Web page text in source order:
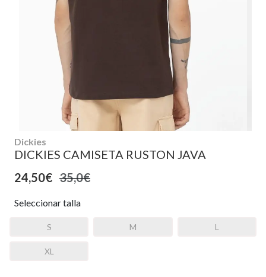
Dickies
DICKIES CAMISETA RUSTON JAVA
24,50€ 35,0€
Seleccionar talla
S M L
XL